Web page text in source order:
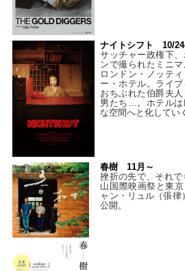
ナイトシフト 10/
サッチャー政権下
ンで撮られたミニマ
ロンドン・ノッテ
ー・ホテル。ライブ
おちぶれた伯爵夫
男たち…。ホテルは
な空間へと化してい
春樹 11月～
挫折の先で、それ
山国際映画祭と東
ャン・リュル（張
公開。